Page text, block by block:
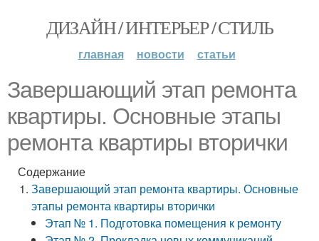
ДИЗАЙН / ИНТЕРЬЕР / СТИЛЬ
главная новости статьи
Завершающий этап ремонта
квартиры. Основные этапы
ремонта квартиры вторички
Содержание
Завершающий этап ремонта квартиры. Основные
этапы ремонта квартиры вторички
Этап № 1. Подготовка помещения к ремонту